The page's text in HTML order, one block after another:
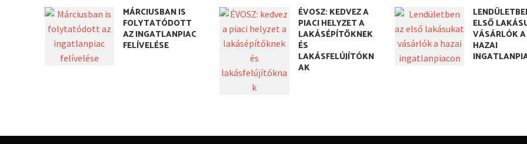
MÁRCIUSBAN IS
FOLYTATÓDOTT
AZ INGATLANPIAC
FELÍVELÉSE
ÉVOSZ: KEDVEZ A
PIACI HELYZET A
LAKÁSÉPÍTŐKNEK
ÉS
LAKÁSFELÚJÍTÓKN
AK
ELSŐ
VÁSÁRLÓK A
HAZAI